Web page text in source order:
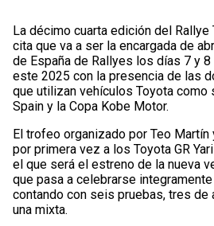
La décimo cuarta edición del
cita que va a ser la encargada de
de España de Rallyes los días 7 y
este 2025 con la presencia de las
que utilizan vehículos Toyota como
Spain y la Copa Kobe Motor.
El trofeo organizado por Teo
por primera vez a los Toyota GR
el que será el estreno de la nueva
que pasa a celebrarse
contando con seis pruebas, tres
una mixta.